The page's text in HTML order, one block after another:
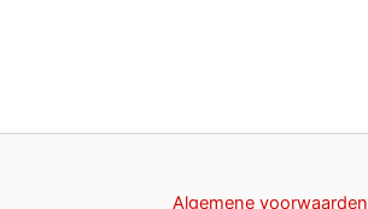
Algemene voorwaarden